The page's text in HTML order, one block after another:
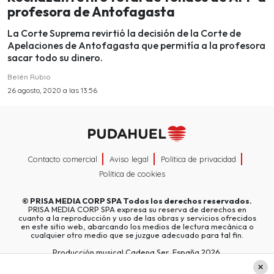
profesora de Antofagasta
La Corte Suprema revirtió la decisión de la Corte de
Apelaciones de Antofagasta que permitía a la profesora
sacar todo su dinero.
Belén Rubio
26 agosto, 2020 a las 13:56
Contacto comercial Aviso legal
Política de privacidad
Política de cookies
© PRISA MEDIA CORP SPATodos los derechos reservados.
PRISA MEDIA CORP SPA expresa su reserva de derechos en
cuanto a la reproducción y uso de las obras y servicios ofrecidos
en este sitio web, abarcando los medios de lectura mecánica o
cualquier otro medio que se juzgue adecuado para tal fin.
Producción musical Cadena Ser, España 2026.